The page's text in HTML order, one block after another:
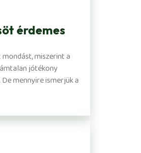
érdemes
miszerint a
jótékony
mennyire ismerjük a